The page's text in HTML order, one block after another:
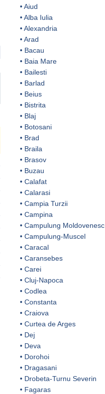
•Aiud
•Alba Iulia
•Alexandria
•Arad
• Bacau
• Baia Mare
• Bailesti
• Barlad
• Beius
• Bistrita
• Blaj
• Botosani
• Brad
• Braila
• Brasov
• Buzau
• Calafat
• Calarasi
• Campia Turzii
• Campina
• Campulung Moldovenesc
• Campulung-Muscel
• Caracal
• Caransebes
• Carei
• Cluj-Napoca
• Codlea
• Constanta
• Craiova
• Curtea de Arges
• Dej
• Deva
• Dorohoi
• Dragasani
• Drobeta-Turnu Severin
• Fagaras